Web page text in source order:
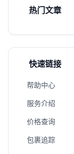
热门文章
快速链接
帮助中心
服务介绍
价格查询
包裹追踪